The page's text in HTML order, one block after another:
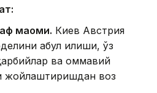
мақоми. Киев Австрия
қабул қилиши, ўз
ва оммавий
жойлаштиришдан воз